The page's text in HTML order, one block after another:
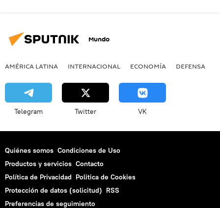
Mundo
AMÉRICA LATINA INTERNACIONAL ECONOMÍA DEFENSA
Telegram Twitter VK
Quiénes somos Condiciones de Uso
Productos y servicios Contacto
Política de Privacidad Politica de Cookies
Protección de datos (solicitud) RSS
Preferencias de seguimiento